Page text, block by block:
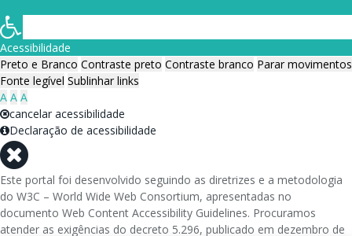
Acessibilidade
Preto e Branco Contraste preto Contraste branco Parar movimentos
Fonte legível Sublinhar links
A A A
cancelar acessibilidade
Declaração de acessibilidade
Este portal foi desenvolvido seguindo as diretrizes e a metodologia
do W3C – World Wide Web Consortium, apresentadas no
documento Web Content Accessibility Guidelines. Procuramos
atender as exigências do decreto 5.296, publicado em dezembro de